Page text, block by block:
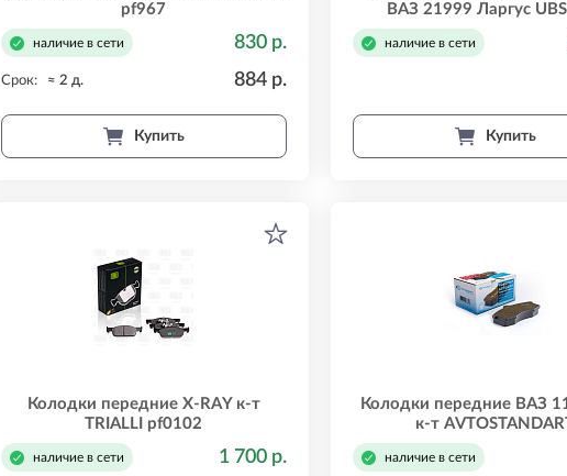
pf967
наличие в сети 830 р.
Срок: ≈ 2 д. 884 р.
Купить
ВАЗ 21999 Ларгус
b1105013
наличие в сети
Купить
Колодки передние X-RAY к-т
TRIALLI pf0102
наличие в сети 1 700 р.
Колодки передние ВАЗ
к-т
11110350108088
наличие в сети